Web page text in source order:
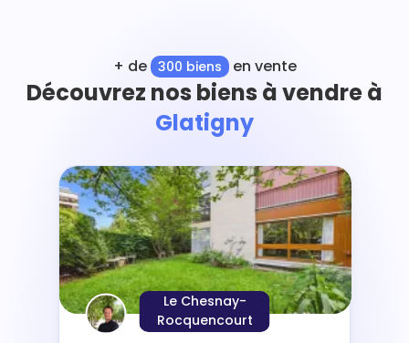
+ de 300 biens en vente
Découvrez nos biens à vendre à
Glatigny
Le Chesnay-
Rocquencourt